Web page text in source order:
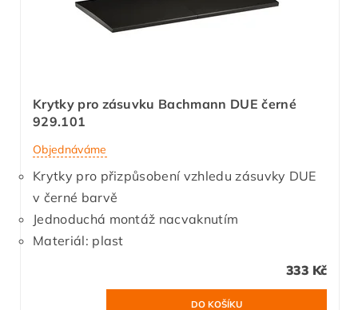
Krytky pro zásuvku Bachmann DUE černé
929.101
Objednáváme
Krytky pro přizpůsobení vzhledu zásuvky DUE
v černé barvě
Jednoduchá montáž nacvaknutím
Materiál: plast
333 Kč